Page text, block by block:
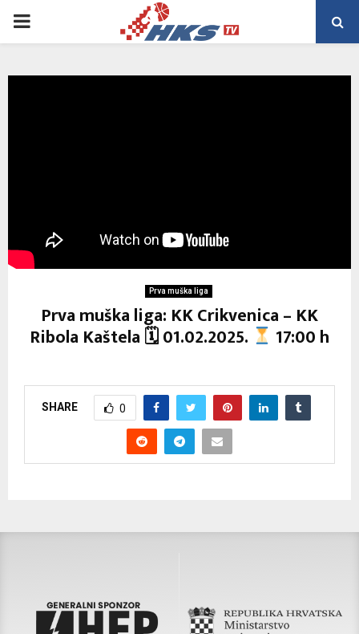
PRIMARY
Prva muška liga
Prva muška liga: KK Crikvenica – KK
Ribola Kaštela 🗓 01.02.2025. 17:00 h
SHARE 0